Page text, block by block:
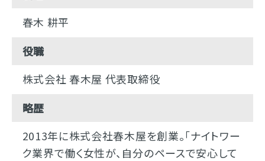
春木 耕平
役職
株式会社 春木屋 代表取締役
略歴
2013年に株式会社春木屋を創業。「ナイトワー
ク業界で働く女性が、自分のペースで安心して